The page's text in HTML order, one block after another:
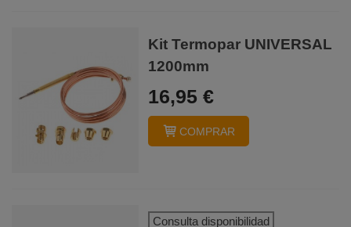
Kit Termopar UNIVERSAL
1200mm
16,95 €
COMPRAR
Consulta disponibilidad